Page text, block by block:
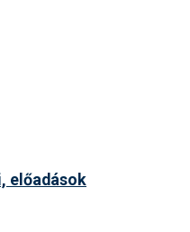
előadások